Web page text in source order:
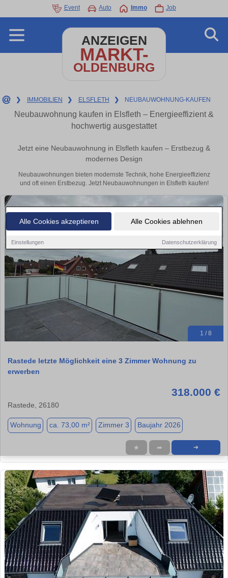
Alle Cookies akzeptieren Alle Cookies ablehnen
Einstellungen Datenschutzerklärung
Event Auto Immo Job
ANZEIGEN
MARKT-
OLDENBURG
❯ IMMOBILIEN ❯ ELSFLETH ❯ NEUBAUWOHNUNG-KAUFEN
Neubauwohnung kaufen in Elsfleth – Energieeffizient &
hochwertig ausgestattet
Jetzt eine Neubauwohnung in Elsfleth kaufen – Erstbezug &
modernes Design
Neubauwohnungen bieten modernste Technik, hohe Energieeffizienz
und oft einen Erstbezug. Jetzt Neubauwohnungen in Elsfleth kaufen!
1 / 8
Rastede letzte Möglichkeit eine 3 Zimmer Wohnung zu
erwerben
318.000 €
Rastede, 26180
Wohnung ca. 73,00 m² Zimmer 3 Baujahr 2026
★ ➦ ➜